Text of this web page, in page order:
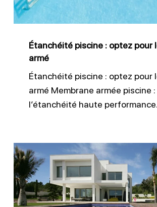
le
liner
Étanchéité piscine : optez pour
armé
Étanchéité piscine : optez pour
armé Membrane armée piscine :
l’étanchéité haute
Liner
150/100
pour
piscines